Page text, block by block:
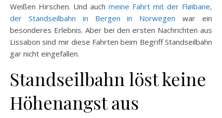
Weißen Hirschen. Und auch meine Fahrt mit der Fløibane,
der Standseilbahn in Bergen in Norwegen war ein
besonderes Erlebnis. Aber bei den ersten Nachrichten aus
Lissabon sind mir diese Fahrten beim Begriff Standseilbahn
gar nicht eingefallen.
Standseilbahn löst keine
Höhenangst aus